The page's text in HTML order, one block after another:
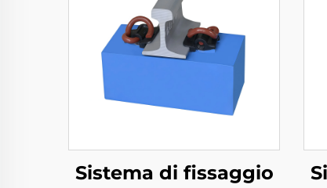
Sistema di fissaggio